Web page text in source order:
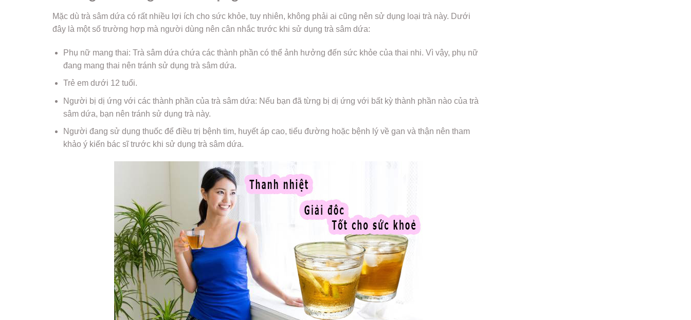
Mặc dù trà sâm dứa có rất nhiều lợi ích cho sức khỏe, tuy nhiên, không phải ai cũng nên sử dụng loại trà này. Dưới
đây là một số trường hợp mà người dùng nên cân nhắc trước khi sử dụng trà sâm dứa:
Phụ nữ mang thai: Trà sâm dứa chứa các thành phần có thể ảnh hưởng đến sức khỏe của thai nhi. Vì vậy, phụ nữ
đang mang thai nên tránh sử dụng trà sâm dứa.
Trẻ em dưới 12 tuổi.
Người bị dị ứng với các thành phần của trà sâm dứa: Nếu bạn đã từng bị dị ứng với bất kỳ thành phần nào của trà
sâm dứa, bạn nên tránh sử dụng trà này.
Người đang sử dụng thuốc để điều trị bệnh tim, huyết áp cao, tiểu đường hoặc bệnh lý về gan và thận nên tham
khảo ý kiến bác sĩ trước khi sử dụng trà sâm dứa.